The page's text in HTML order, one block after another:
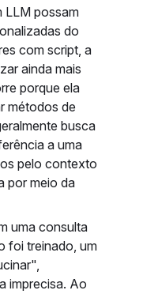
LLM possam
do
com script, a
ainda mais
porque ela
métodos de
busca
a uma
pelo contexto
por meio da
uma consulta
foi treinado, um
imprecisa. Ao